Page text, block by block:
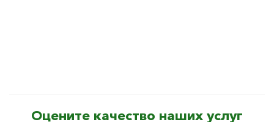
Оцените качество наших услуг